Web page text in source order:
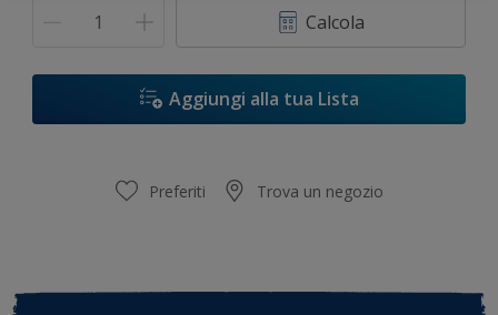
Calcola
Aggiungi alla tua Lista
Preferiti Trova un negozio